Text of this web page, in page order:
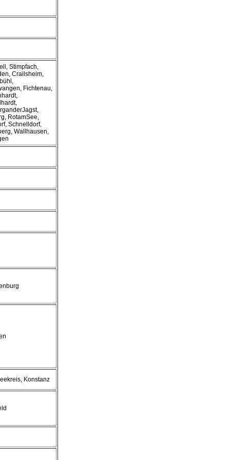
Stimpfach,
Crailsheim,
Fichtenau,
RotamSee,
Schnelldorf,
Wallhausen,
Konstanz